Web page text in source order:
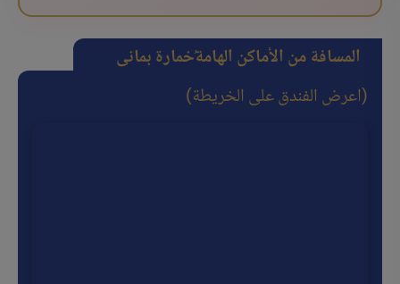
المسافة من الأماكن الهامةُخمارة بمانی
(اعرض الفندق على الخريطة)